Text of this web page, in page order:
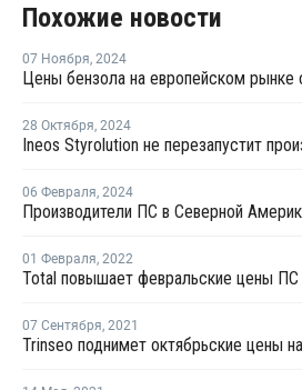
Похожие новости
07 Ноября, 2024
Цены бензола на европейском рынке
28 Октября, 2024
06 Февраля, 2024
01 Февраля, 2022
Total повышает февральские цены
07 Сентября, 2021